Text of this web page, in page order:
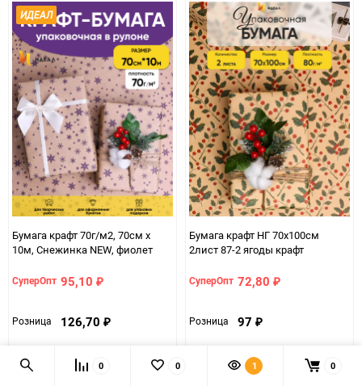
ИДЕАЛ
Бумага крафт 70г/м2, 70см x
10м, Снежинка NEW, фиолет
СуперОпт 95,10 ₽
Розница 126,70 ₽
В наличии
Бумага крафт НГ 70х100см
2лист 87-2 ягоды крафт
СуперОпт 72,80 ₽
Розница 97 ₽
В наличии
0 0 1 0